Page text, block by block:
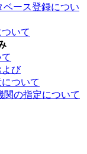
ース登録につい
いて
び
ついて
関の指定について